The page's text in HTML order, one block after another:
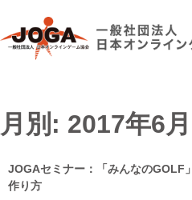
content
月別: 2017年6月
JOGAセミナー：「みんなのGOLF
作り方